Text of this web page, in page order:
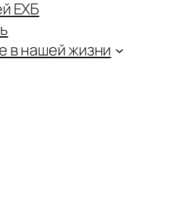
ЕХБ
в нашей жизни